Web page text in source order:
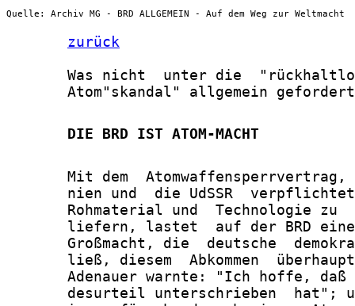
Quelle: Archiv MG - BRD ALLGEMEIN - Auf dem Weg zur Weltmacht
zurück
Was nicht  unter die
Atom"skandal" allgemein
       DIE BRD IST ATOM-MACHT
Mit dem
nien und  die UdSSR
Rohmaterial und  Technologie zu
liefern, lastet  auf der BRD
Großmacht, die  deutsche
ließ, diesem  Abkommen
Adenauer warnte: "Ich hoffe,
desurteil unterschrieben  hat";